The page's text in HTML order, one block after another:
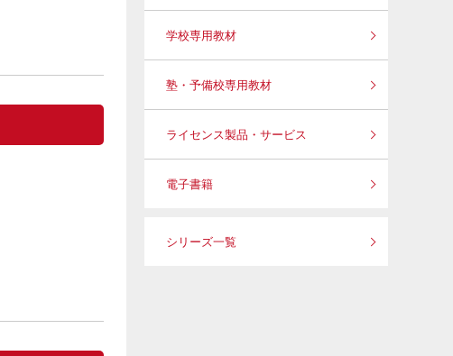
学校専用教材
塾・予備校専用教材
ライセンス製品・サービス
電子書籍
シリーズ一覧